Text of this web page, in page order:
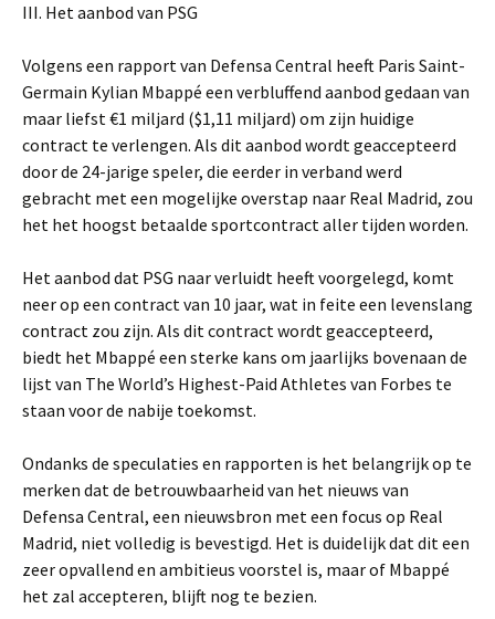
III. Het aanbod van PSG
Volgens een rapport van Defensa Central heeft Paris Saint-
Germain Kylian Mbappé een verbluffend aanbod gedaan van
maar liefst €1 miljard ($1,11 miljard) om zijn huidige
contract te verlengen. Als dit aanbod wordt geaccepteerd
door de 24-jarige speler, die eerder in verband werd
gebracht met een mogelijke overstap naar Real Madrid, zou
het het hoogst betaalde sportcontract aller tijden worden.
Het aanbod dat PSG naar verluidt heeft voorgelegd, komt
neer op een contract van 10 jaar, wat in feite een levenslang
contract zou zijn. Als dit contract wordt geaccepteerd,
biedt het Mbappé een sterke kans om jaarlijks bovenaan de
lijst van The World’s Highest-Paid Athletes van Forbes te
staan voor de nabije toekomst.
Ondanks de speculaties en rapporten is het belangrijk op te
merken dat de betrouwbaarheid van het nieuws van
Defensa Central, een nieuwsbron met een focus op Real
Madrid, niet volledig is bevestigd. Het is duidelijk dat dit een
zeer opvallend en ambitieus voorstel is, maar of Mbappé
het zal accepteren, blijft nog te bezien.